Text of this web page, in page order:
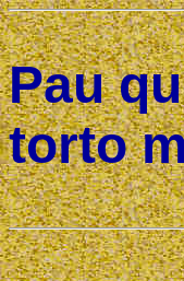
Pau
torto